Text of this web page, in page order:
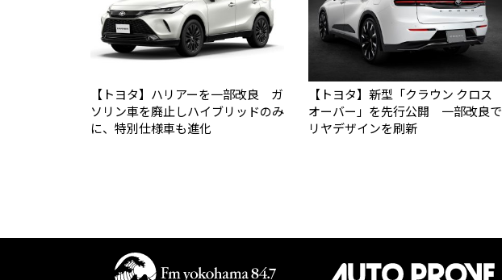
【トヨタ】ハリアーを一部改良 ガ
ソリン車を廃止しハイブリッドのみ
に、特別仕様車も進化
【トヨタ】新型「クラウン クロス
オーバー」を先行公開 一部改良で
リヤデザインを刷新